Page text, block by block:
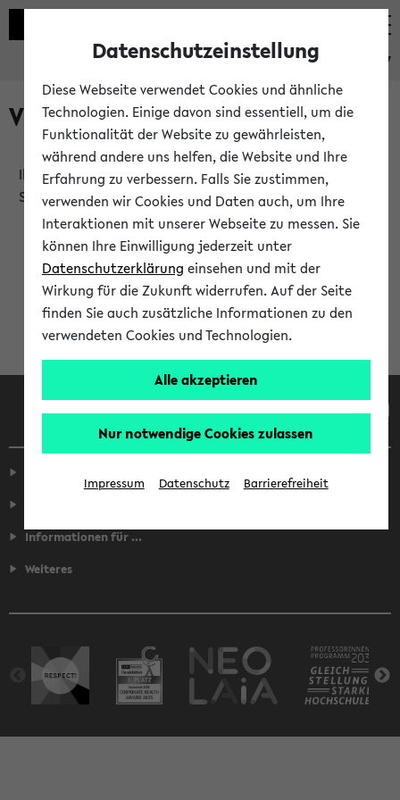
eKVV
Verlauf
Ihr Verlauf ist leer. Er wird sich im Verlauf Ihrer eKVV
Sitzung füllen.
Informationen für ...
Weiteres
Datenschutzeinstellung
Diese Webseite verwendet Cookies und ähnliche
Technologien. Einige davon sind essentiell, um die
Funktionalität der Website zu gewährleisten,
während andere uns helfen, die Website und Ihre
Erfahrung zu verbessern. Falls Sie zustimmen,
verwenden wir Cookies und Daten auch, um Ihre
Interaktionen mit unserer Webseite zu messen. Sie
können Ihre Einwilligung jederzeit unter
Datenschutzerklärung einsehen und mit der
Wirkung für die Zukunft widerrufen. Auf der Seite
finden Sie auch zusätzliche Informationen zu den
verwendeten Cookies und Technologien.
Alle akzeptieren
Nur notwendige Cookies zulassen
Impressum Datenschutz Barrierefreiheit